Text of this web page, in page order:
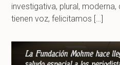
investigativa, plural,
tienen voz, felicitamos […]